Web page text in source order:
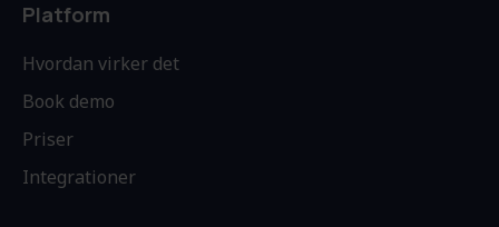
Platform
Hvordan virker det
Book demo
Priser
Integrationer